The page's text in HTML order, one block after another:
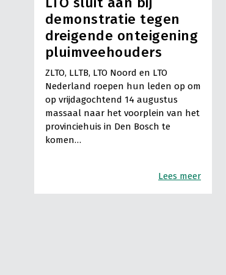
demonstratie tegen
dreigende onteigening
pluimveehouders
ZLTO, LLTB, LTO Noord en LTO
Nederland roepen hun leden op om
op vrijdagochtend 14 augustus
massaal naar het voorplein van het
provinciehuis in Den Bosch te
komen…
Lees meer